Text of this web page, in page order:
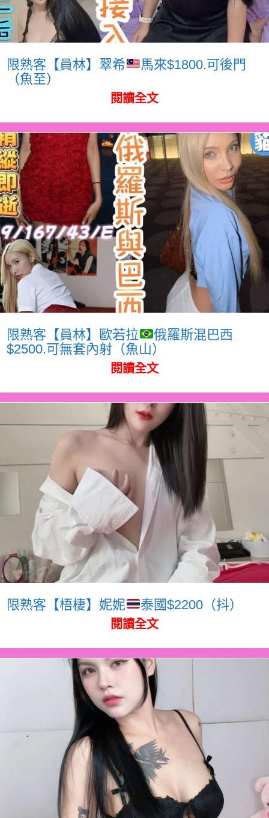
限熟客【員林】翠希
馬來$1800.可後門
（魚至）
閱讀全文
限熟客【員林】歐若拉
俄羅斯混巴西
$2500.可無套內射（魚山）
閱讀全文
限熟客【梧棲】妮妮 泰國$2200（抖）
閱讀全文